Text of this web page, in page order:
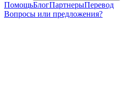
ПомощьБлогПартнерыПеревод
Вопросы или предложения?